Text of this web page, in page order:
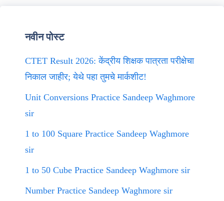
नवीन पोस्ट
CTET Result 2026: केंद्रीय शिक्षक पात्रता परीक्षेचा
निकाल जाहीर; येथे पहा तुमचे मार्कशीट!
Unit Conversions Practice Sandeep Waghmore
sir
1 to 100 Square Practice Sandeep Waghmore
sir
1 to 50 Cube Practice Sandeep Waghmore sir
Number Practice Sandeep Waghmore sir